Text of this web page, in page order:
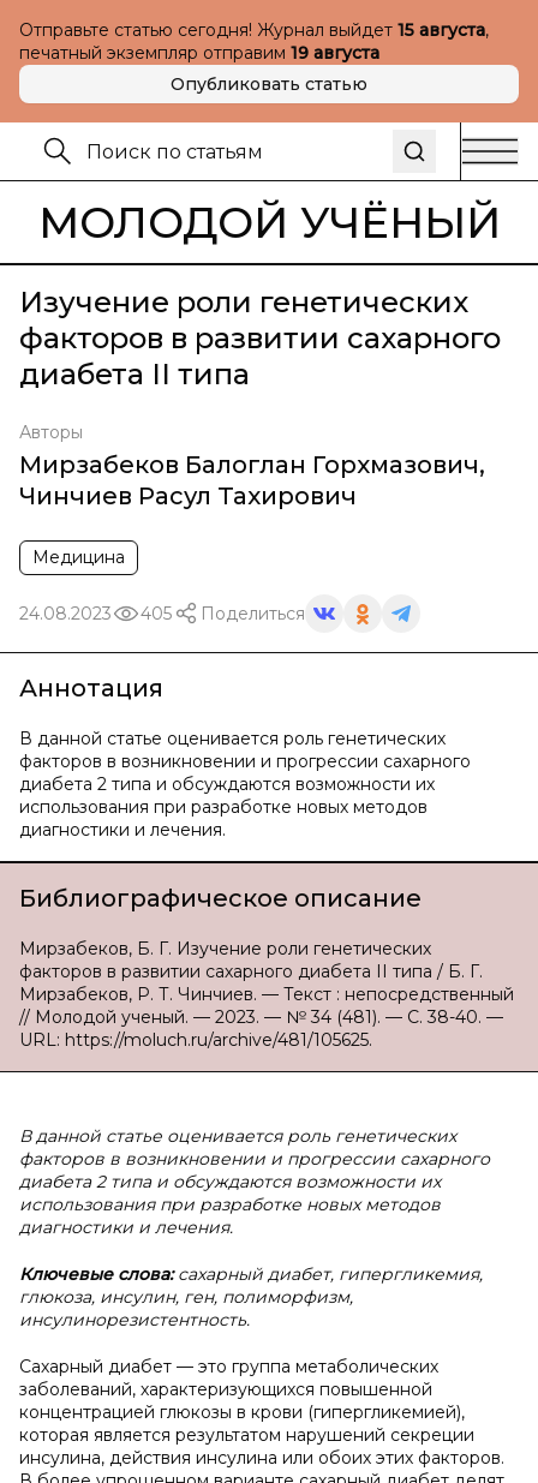
Отправьте статью сегодня! Журнал выйдет 15 августа,
печатный экземпляр отправим 19 августа
Опубликовать статью
МОЛОДОЙ УЧЁНЫЙ
Изучение роли генетических
факторов в развитии сахарного
диабета II типа
Авторы
Мирзабеков Балоглан Горхмазович,
Чинчиев Расул Тахирович
Медицина
24.08.2023 405 Поделиться
Аннотация
В данной статье оценивается роль генетических
факторов в возникновении и прогрессии сахарного
диабета 2 типа и обсуждаются возможности их
использования при разработке новых методов
диагностики и лечения.
Библиографическое описание
Мирзабеков, Б. Г. Изучение роли генетических
факторов в развитии сахарного диабета II типа / Б. Г.
Мирзабеков, Р. Т. Чинчиев. — Текст : непосредственный
// Молодой ученый. — 2023. — № 34 (481). — С. 38-40. —
URL: https://moluch.ru/archive/481/105625.
Вданной статье оценивается роль генетических
факторов в возникновении и прогрессии сахарного
диабета 2 типа и обсуждаются возможности их
использования при разработке новых методов
диагностики и лечения.
Ключевые слова:сахарный диабет, гипергликемия,
глюкоза, инсулин, ген, полиморфизм,
инсулинорезистентность.
Сахарный диабет — это группа метаболических
заболеваний, характеризующихся повышенной
концентрацией глюкозы в крови (гипергликемией),
которая является результатом нарушений секреции
инсулина, действия инсулина или обоих этих факторов.